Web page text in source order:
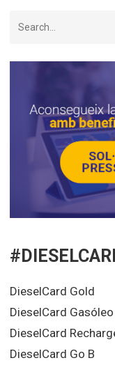
DieselCard Gold
DieselCard
DieselCard
DieselCard Go B